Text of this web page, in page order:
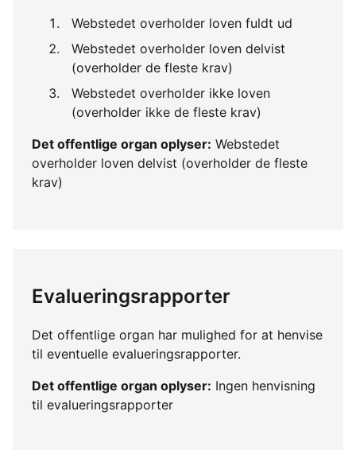
Webstedet overholder loven fuldt ud
Webstedet overholder loven delvist
(overholder de fleste krav)
Webstedet overholder ikke loven
(overholder ikke de fleste krav)
Det offentlige organ oplyser: Webstedet
overholder loven delvist (overholder de fleste
krav)
Evalueringsrapporter
Det offentlige organ har mulighed for at henvise
til eventuelle evalueringsrapporter.
Det offentlige organ oplyser: Ingen henvisning
til evalueringsrapporter